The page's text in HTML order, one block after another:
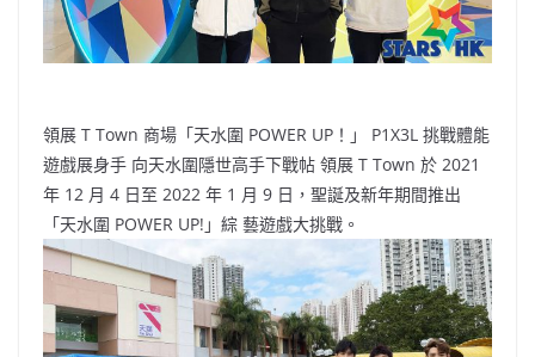
領展 T Town 商場「天水圍 POWER UP！」 P1X3L 挑戰體能
遊戲展身手 向天水圍隱世高手下戰帖 領展 T Town 於 2021
年 12 月 4 日至 2022 年 1 月 9 日，聖誕及新年期間推出
「天水圍 POWER UP!」綜 藝遊戲大挑戰。